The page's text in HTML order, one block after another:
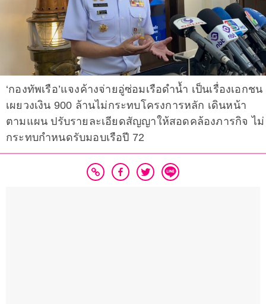
‘กองทัพเรือ’แจงค้างจ่ายอู่ซ่อมเรือดำน้ำ เป็นเรื่องเอกชน
เผยวงเงิน 900 ล้านไม่กระทบโครงการหลัก เดินหน้า
ตามแผน ปรับรายละเอียดสัญญาให้สอดคล้องภารกิจ ไม่
กระทบกำหนดรับมอบเรือปี 72